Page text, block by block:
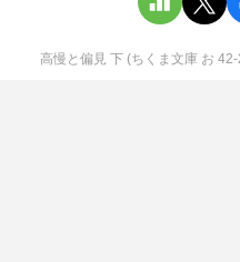
高慢と偏見 下 (ちくま文庫 お 42-